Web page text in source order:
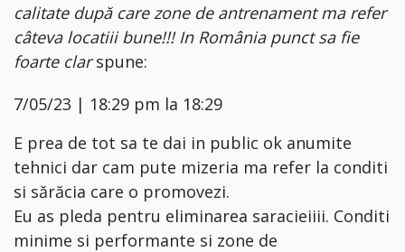
calitate după care zone de antrenament ma refer
câteva locatiii bune!!! In România punct sa fie
foarte clar spune:
7/05/23 | 18:29 pm la 18:29
E prea de tot sa te dai in public ok anumite
tehnici dar cam pute mizeria ma refer la conditi
si sărăcia care o promovezi.
Eu as pleda pentru eliminarea saracieiiii. Conditi
minime si performante si zone de